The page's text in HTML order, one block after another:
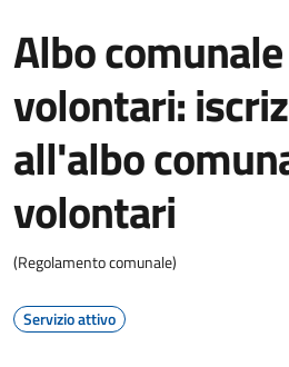
Albo
volontari:
all'albo
volontari
(Regolamento comunale)
Servizio attivo